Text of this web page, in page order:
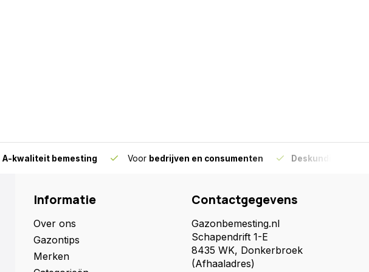
A-kwaliteit bemesting Voor bedrijven en consumenten Deskundig advies
Informatie
Over ons
Gazontips
Merken
Contactgegevens
Gazonbemesting.nl
Schapendrift 1-E
8435 WK, Donkerbroek
(Afhaaladres)